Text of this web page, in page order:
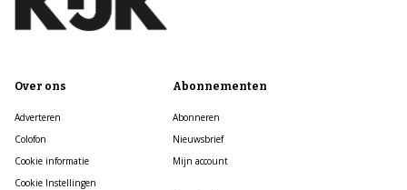
Over ons
Adverteren
Colofon
Cookie informatie
Cookie Instellingen
Abonnementen
Abonneren
Nieuwsbrief
Mijn account